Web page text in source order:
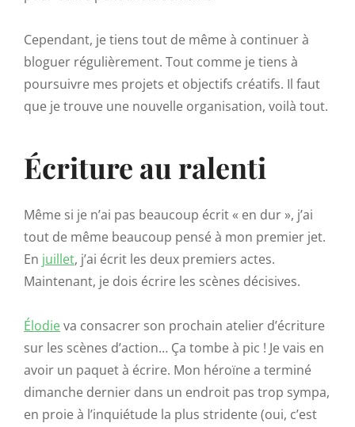
Cependant, je tiens tout de même à continuer à
bloguer régulièrement. Tout comme je tiens à
poursuivre mes projets et objectifs créatifs. Il faut
que je trouve une nouvelle organisation, voilà tout.
Écriture au ralenti
Même si je n’ai pas beaucoup écrit « en dur », j’ai
tout de même beaucoup pensé à mon premier jet.
En juillet, j’ai écrit les deux premiers actes.
Maintenant, je dois écrire les scènes décisives.
Élodieva consacrer son prochain atelier d’écriture
sur les scènes d’action… Ça tombe à pic ! Je vais en
avoir un paquet à écrire. Mon héroïne a terminé
dimanche dernier dans un endroit pas trop sympa,
en proie à l’inquiétude la plus stridente (oui, c’est